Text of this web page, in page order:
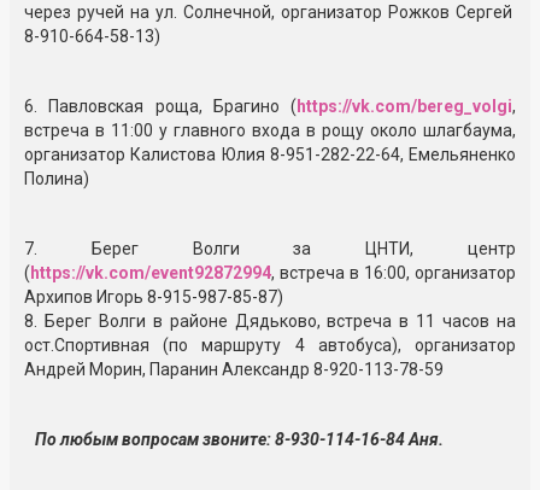
через ручей на ул. Солнечной, организатор Рожков Сергей
8-910-664-58-13)
6. Павловская роща, Брагино ( https://vk.com/bereg_volgi,
встреча в 11:00 у главного входа в рощу около шлагбаума,
организатор Калистова Юлия 8-951-282-22-64, Емельяненко
Полина)
7. Берег Волги за ЦНТИ, центр
( https://vk.com/event92872994, встреча в 16:00, организатор
Архипов Игорь 8-915-987-85-87)
8. Берег Волги в районе Дядьково, встреча в 11 часов на
ост.Спортивная (по маршруту 4 автобуса), организатор
Андрей Морин, Паранин Александр 8-920-113-78-59
По любым вопросам звоните: 8-930-114-16-84 Аня.